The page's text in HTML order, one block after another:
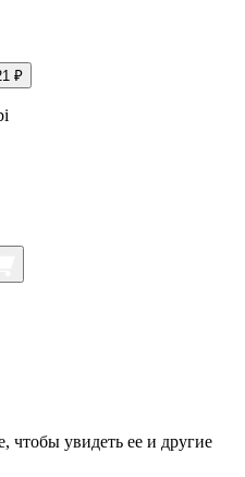
₽
чтобы увидеть ее и другие